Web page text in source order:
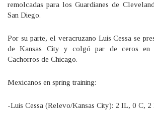
remolcadas para los Guardianes de
San Diego.
Por su parte, el veracruzano Luis Cessa se
de Kansas City y colgó par de ceros en
Cachorros de Chicago.
Mexicanos en spring training:
-Luis Cessa (Relevo/Kansas City): 2 IL, 0 C,